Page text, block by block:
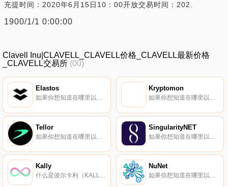
充提时间：2020年6月15日10：00开放交易时间：202.
1900/1/1 0:00:00
Clavell Inu|CLAVELL_CLAVELL价格_CLAVELL最新价格
_CLAVELL交易所 (00)
Elastos
如果你想知道在哪里以当前价格购买Elastos,目前交易{Elastos]股票的顶级加密货币交易所是KuCoin、Gate.io、HuoELA、Coinbase Exchange和CoinEx。您可以在我们的加密货币交易所页面上找到其他列表.
Kryptomon
如果你想知道在哪里以当前价格购买Kryptomon,目前交易{Kryptomon]股票的顶级加密货币交易所是ByKMONt、Gate.io、MEXC和PancakeSwap（V2）。您可以在我们的加密货币交易所页面上找到其他列表.
Tellor SingularityNET
Kally
什么是波尔卡利（KALLY）？Polkally（KALLY）是一个去中心化的NFT市场项目,由基于EVM的区块链以及Polkadot和IPFS提供支持。以下是该协议的一些关键功能：基于IPFS的去中心化KYC。一个动态拍卖系统,以最优惠的价格出售艺术品.
NuNet
如果你想知道在哪里以当前价格购买NuNet,目前交易{NuNet]股票的顶级加密货币交易所是MEXC、PancakeSwap（V2）、NovaDAX、Minswap和SundaeSwap。您可以在我们的加密货币交易所页面上找到其他列表.